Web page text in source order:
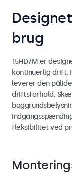
brug
15HD7M er
kontinuerlig drift.
leverer den
driftsforhold.
fleksibilitet ved